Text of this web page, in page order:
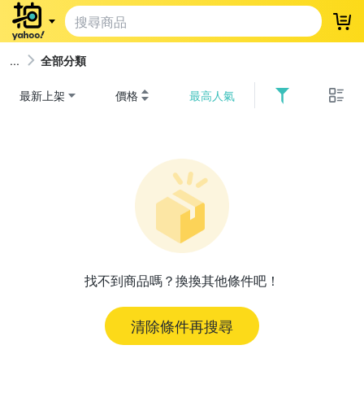
登
全部分類
最新上架 價格 最高人氣
找不到商品嗎？換換其他條件吧！
清除條件再搜尋